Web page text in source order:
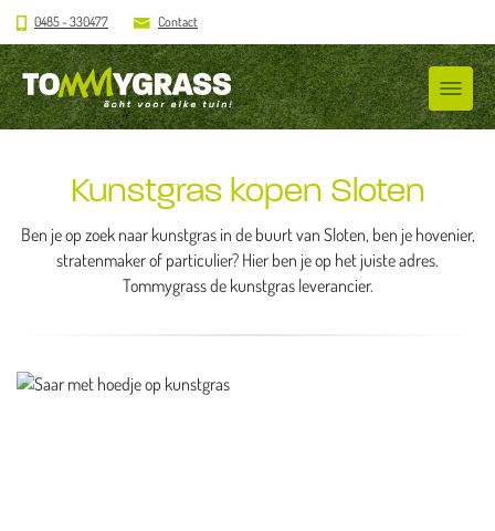
0485 - 330477 Contact
Kunstgras kopen Sloten
Ben je op zoek naar kunstgras in de buurt van Sloten, ben je hovenier,
stratenmaker of particulier? Hier ben je op het juiste adres.
Tommygrass de kunstgras leverancier.